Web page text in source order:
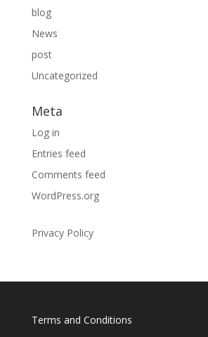
blog
News
post
Uncategorized
Meta
Log in
Entries feed
Comments feed
WordPress.org
Privacy Policy
Terms and Conditions